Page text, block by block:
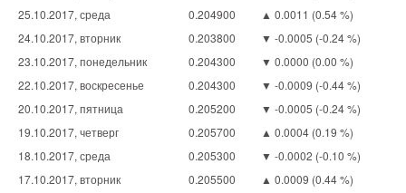
25.10.2017, среда
0.204900
▲ 0.0011 (0.54 %)
24.10.2017, вторник
0.203800
▼ -0.0005 (-0.24 %)
23.10.2017, понедельник
0.204300
▼ 0.0000 (0.00 %)
22.10.2017, воскресенье
0.204300
▼ -0.0009 (-0.44 %)
20.10.2017, пятница
0.205200
▼ -0.0005 (-0.24 %)
19.10.2017, четверг
0.205700
▲ 0.0004 (0.19 %)
18.10.2017, среда
0.205300
▼ -0.0002 (-0.10 %)
17.10.2017, вторник
0.205500
▲ 0.0009 (0.44 %)